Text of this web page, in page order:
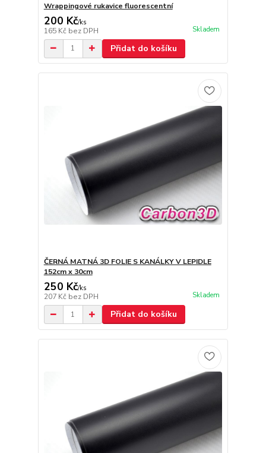
Wrappingové rukavice fluorescentní
200 Kč/ks
165 Kč bez DPH Skladem
Přidat do košíku
ČERNÁ MATNÁ 3D FOLIE S KANÁLKY V LEPIDLE
152cm x 30cm
250 Kč/ks
207 Kč bez DPH Skladem
Přidat do košíku